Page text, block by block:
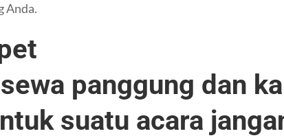
Anda.
panggung dan
suatu acara